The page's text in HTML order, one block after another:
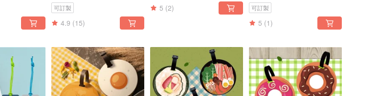
可訂製
4.9 (15)
5 (2) 可訂製
5 (1)